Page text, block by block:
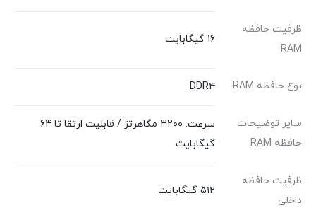
ظرفیت حافظه
RAM
16 گیگابایت
نوع حافظه RAM DDR۴
سایر توضیحات
حافظه RAM
سرعت: ۳۲۰۰ مگاهرتز / قابلیت ارتقا تا 64
گیگابایت
ظرفیت حافظه
داخلی
۵۱۲ گیگابایت